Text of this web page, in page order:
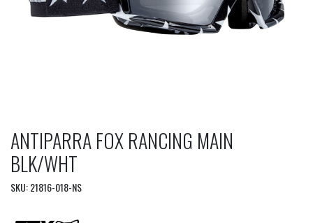
ANTIPARRA FOX RANCING MAIN
BLK/WHT
SKU: 21816-018-NS